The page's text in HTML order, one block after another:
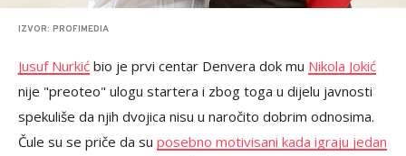
IZVOR: PROFIMEDIA
Jusuf Nurkić bio je prvi centar Denvera dok mu Nikola Jokić
nije "preoteo" ulogu startera i zbog toga u dijelu javnosti
spekuliše da njih dvojica nisu u naročito dobrim odnosima.
Čule su se priče da su posebno motivisani kada igraju jedan